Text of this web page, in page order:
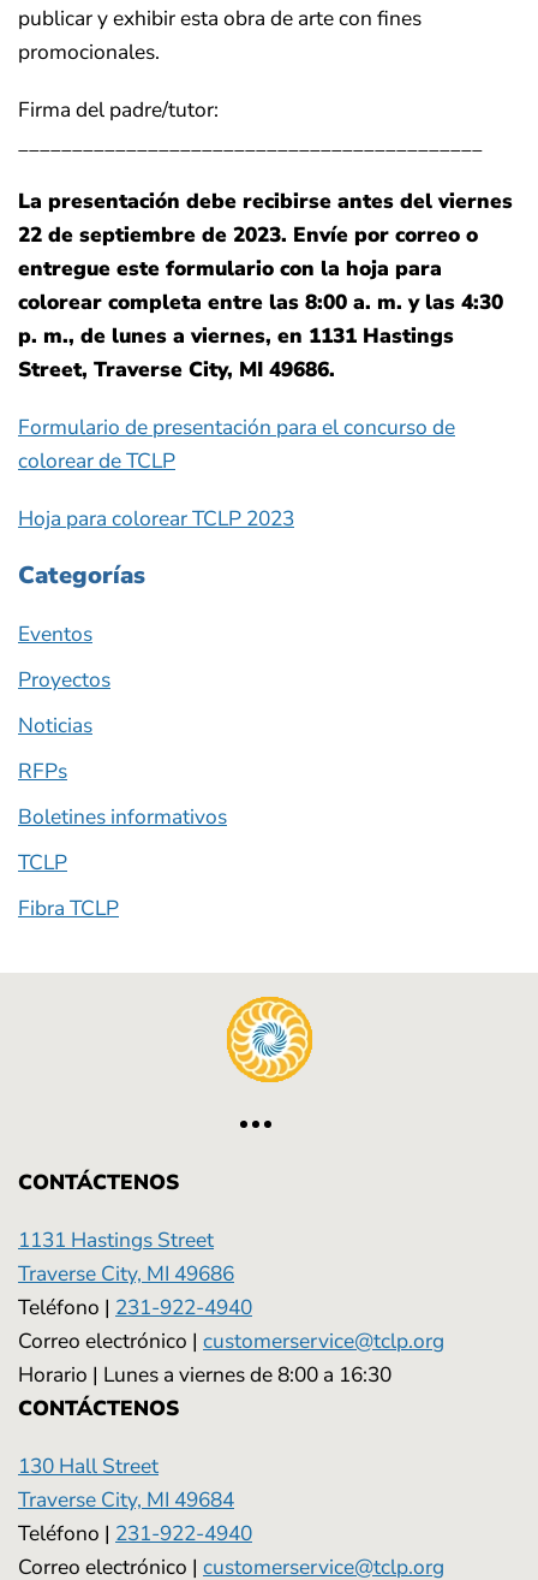
publicar y exhibir esta obra de arte con fines
promocionales.
Firma del padre/tutor:
___________________________________________
La presentación debe recibirse antes del viernes
22 de septiembre de 2023. Envíe por correo o
entregue este formulario con la hoja para
colorear completa entre las 8:00 a. m. y las 4:30
p. m., de lunes a viernes, en 1131 Hastings
Street, Traverse City, MI 49686.
Formulario de presentación para el concurso de
colorear de TCLP
Hoja para colorear TCLP 2023
Categorías
Eventos
Proyectos
Noticias
RFPs
Boletines informativos
TCLP
Fibra TCLP
CONTÁCTENOS
1131 Hastings Street
Traverse City, MI 49686
Teléfono | 231-922-4940
Correo electrónico | customerservice@tclp.org
Horario | Lunes a viernes de 8:00 a 16:30
CONTÁCTENOS
130 Hall Street
Traverse City, MI 49684
Teléfono | 231-922-4940
Correo electrónico | customerservice@tclp.org